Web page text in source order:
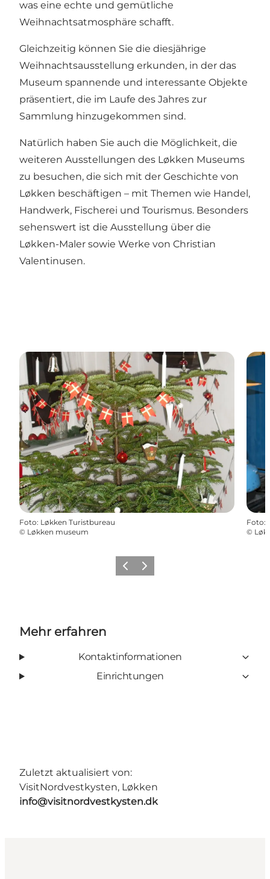
was eine echte und gemütliche
Weihnachtsatmosphäre schafft.
Gleichzeitig können Sie die diesjährige
Weihnachtsausstellung erkunden, in der das
Museum spannende und interessante Objekte
präsentiert, die im Laufe des Jahres zur
Sammlung hinzugekommen sind.
Natürlich haben Sie auch die Möglichkeit, die
weiteren Ausstellungen des Løkken Museums
zu besuchen, die sich mit der Geschichte von
Løkken beschäftigen – mit Themen wie Handel,
Handwerk, Fischerei und Tourismus. Besonders
sehenswert ist die Ausstellung über die
Løkken-Maler sowie Werke von Christian
Valentinusen.
Foto: Løkken Turistbureau
© Løkken museum
Foto:
©
ZurückWeiter
Mehr erfahren
Kontaktinformationen
Einrichtungen
Zuletzt aktualisiert von:
VisitNordvestkysten, Løkken
info@visitnordvestkysten.dk